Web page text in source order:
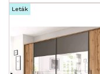
Leták